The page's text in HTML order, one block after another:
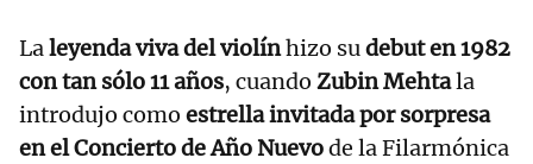
Laleyenda viva del violínhizo sudebut en 1982
con tan sólo 11 años, cuando Zubin Mehtala
introdujo como estrella invitada por sorpresa
en el Concierto de Año Nuevode la Filarmónica